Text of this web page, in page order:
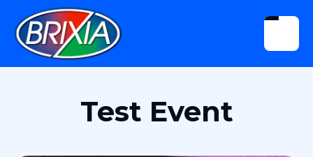
Test Event